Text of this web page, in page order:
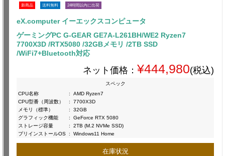
新商品 送料無料 24時間以内に出荷
eX.computer イーエックスコンピュータ
ゲーミングPC G-GEAR GE7A-L261BH/WE2 Ryzen7
7700X3D /RTX5080 /32GBメモリ /2TB SSD
/WiFi7+Bluetooth対応
ネット価格： ¥444,980(税込)
スペック
CPU名称
:
AMD Ryzen7
CPU型番（周波数）
:
7700X3D
メモリ（標準）
:
32GB
グラフィック機能
:
GeForce RTX 5080
ストレージ容量
:
2TB (M.2 NVMe SSD)
プリインストールOS : Windows11 Home
在庫状況